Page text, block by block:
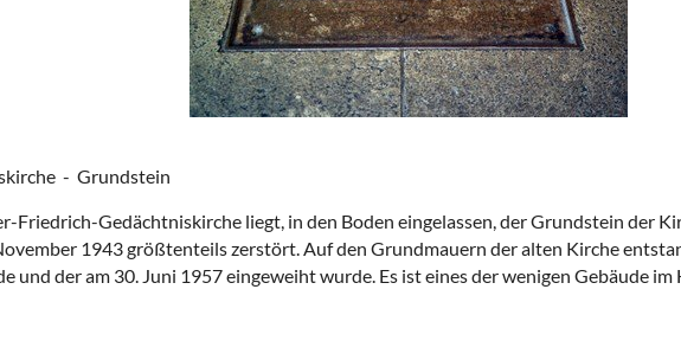
- Grundstein
Friedrich-Gedächtniskirche liegt, in den Boden eingelassen, der Grundstein der
1943 größtenteils zerstört. Auf den Grundmauern der alten Kirche
und der am 30. Juni 1957 eingeweiht wurde. Es ist eines der wenigen Gebäude